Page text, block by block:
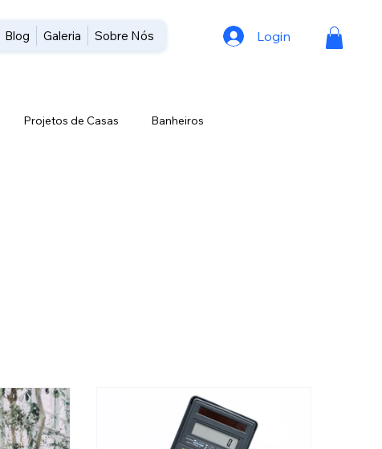
Blog Galeria Sobre Nós Login
Projetos de Casas Banheiros